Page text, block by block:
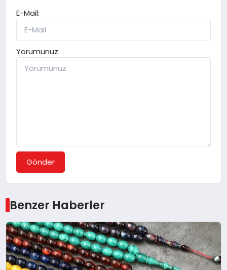
E-Mail:
Yorumunuz:
Gönder
Benzer Haberler